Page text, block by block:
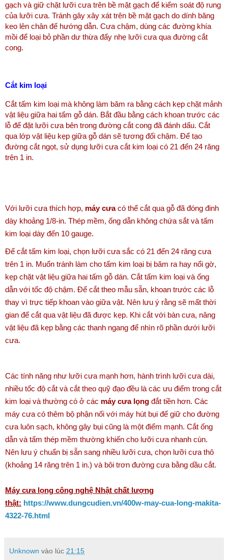
gạch và giữ chặt lưỡi cưa trên bề mặt gạch để kiểm soát độ rung
của lưỡi cưa. Tránh gây xây xát trên bề mặt gạch do dính băng
keo lên chân đế hướng dẫn. Cưa chậm, dùng các đường khía
mồi để loại bỏ phần dư thừa đẩy nhẹ lưỡi cưa qua đường cắt
cong.
Cắt kim loại
Cắt tấm kim loại mà không làm băm ra bằng cách kẹp chặt mảnh
vật liệu giữa hai tấm gỗ dán. Bắt đầu bằng cách khoan trước các
lỗ để đặt lưỡi cưa bên trong đường cắt cong đã đánh dấu. Cắt
qua lớp vật liệu kẹp giữa gỗ dán sẽ tương đối chậm. Để tạo
đường cắt ngọt, sử dụng lưỡi cưa cắt kim loại có 21 đến 24 răng
trên 1 in.
Với lưỡi cưa thích hợp, máy cưacó thể cắt qua gỗ đã đóng đinh
dày khoảng 1/8-in. Thép mềm, ống dẫn không chứa sắt và tấm
kim loại dày đến 10 gauge.
Để cắt tấm kim loại, chọn lưỡi cưa sắc có 21 đến 24 răng cưa
trên 1 in. Muốn tránh làm cho tấm kim loại bị băm ra hay nổi gờ,
kẹp chặt vật liệu giữa hai tấm gỗ dán. Cắt tấm kim loại và ống
dẫn với tốc độ chậm. Để cắt theo mẫu sẵn, khoan trước các lỗ
thay vì trực tiếp khoan vào giữa vật. Nên lưu ý rằng sẽ mất thời
gian để cắt qua vật liệu đã được kẹp. Khi cắt với bàn cưa, nâng
vật liệu đã kẹp bằng các thanh ngang để nhìn rõ phần dưới lưỡi
cưa.
Các tính năng như lưỡi cưa mạnh hơn, hành trình lưỡi cưa dài,
nhiều tốc độ cắt và cắt theo quỹ đạo đều là các ưu điểm trong cắt
kim loại và thường có ở các máy cưa lọng đắt tiền hơn. Các
máy cưa có thêm bộ phận nối với máy hút bụi để giữ cho đường
cưa luôn sạch, không gây bụi cũng là một điểm mạnh. Cắt ống
dẫn và tấm thép mềm thường khiến cho lưỡi cưa nhanh cùn.
Nên lưu ý chuẩn bị sẵn sang nhiều lưỡi cưa, chọn lưỡi cưa thô
(khoảng 14 răng trên 1 in.) và bôi trơn đường cưa bằng dầu cắt.
Máy cưa lọng công nghệ Nhật chất lượng
thật: https://www.dungcudien.vn/400w-may-cua-long-makita-
4322-76.html
Unknown vào lúc 21:15